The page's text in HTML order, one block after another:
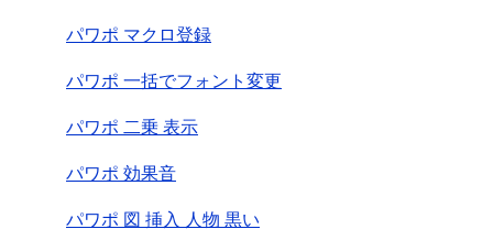
パワポ マクロ登録
パワポ 一括でフォント変更
パワポ 二乗 表示
パワポ 効果音
パワポ 図 挿入 人物 黒い